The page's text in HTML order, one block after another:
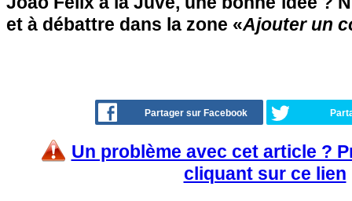
et à débattre dans la zone «Ajouter un
Partager sur Facebook
Un problème avec cet article ?
cliquant sur ce lien